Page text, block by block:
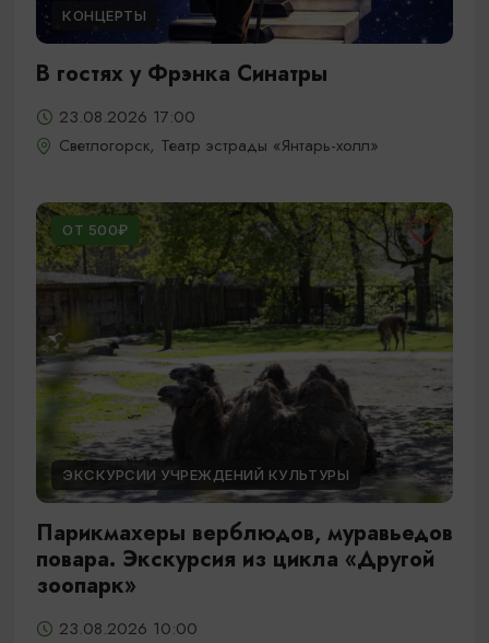
КОНЦЕРТЫ
В гостях у Фрэнка Синатры
23.08.2026 17:00
Светлогорск, Театр эстрады «Янтарь-холл»
ОТ 500₽
ЭКСКУРСИИ УЧРЕЖДЕНИЙ КУЛЬТУРЫ
Парикмахеры верблюдов, муравьедов
повара. Экскурсия из цикла «Другой
зоопарк»
23.08.2026 10:00